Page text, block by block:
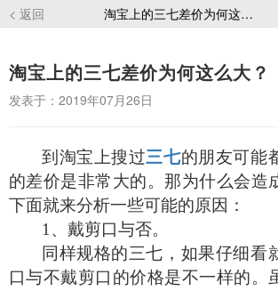
< 返回 淘宝上的三七差价为何这么大？
淘宝上的三七差价为何这么大？
发表于：2019年07月26日
到淘宝上搜过三七的朋友可能
的差价是非常大的。那为什么会造
下面就来分析一些可能的原因：
1 、戴剪口与否。
同样规格的三七，如果仔细看
口与不戴剪口的价格是不一样的。